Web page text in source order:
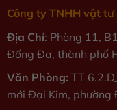
Công ty TNHH vật
Địa Chỉ: Phòng 11,
Đống Đa, thành phố
Văn Phòng: TT
mới Đại Kim, phường